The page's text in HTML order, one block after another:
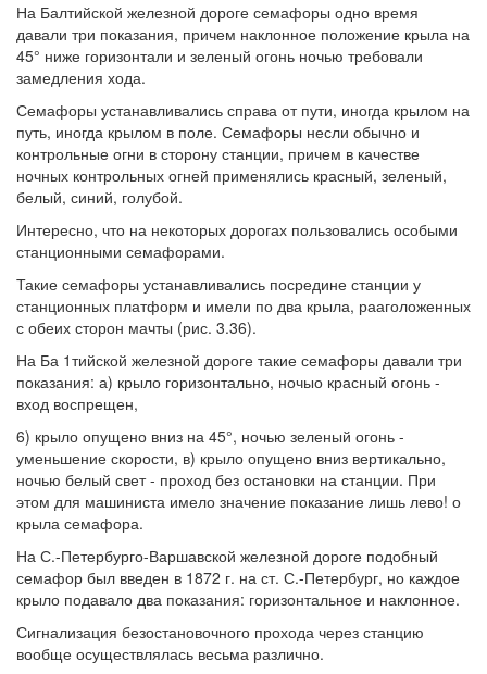
На Балтийской железной дороге семафоры одно время
давали три показания, причем наклонное положение крыла на
45° ниже горизонтали и зеленый огонь ночью требовали
замедления хода.
Семафоры устанавливались справа от пути, иногда крылом на
путь, иногда крылом в поле. Семафоры несли обычно и
контрольные огни в сторону станции, причем в качестве
ночных контрольных огней применялись красный, зеленый,
белый, синий, голубой.
Интересно, что на некоторых дорогах пользовались особыми
станционными семафорами.
Такие семафоры устанавливались посредине станции у
станционных платформ и имели по два крыла, рааголоженных
с обеих сторон мачты (рис. 3.36).
На Ба 1тийской железной дороге такие семафоры давали три
показания: а) крыло горизонтально, ночыо красный огонь -
вход воспрещен,
6) крыло опущено вниз на 45°, ночью зеленый огонь -
уменьшение скорости, в) крыло опущено вниз вертикально,
ночью белый свет - проход без остановки на станции. При
этом для машиниста имело значение показание лишь лево! о
крыла семафора.
На С.-Петербурго-Варшавской железной дороге подобный
семафор был введен в 1872 г. на ст. С.-Петербург, но каждое
крыло подавало два показания: горизонтальное и наклонное.
Сигнализация безостановочного прохода через станцию
вообще осуществлялась весьма различно.